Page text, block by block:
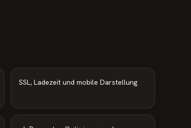
SSL, Ladezeit und mobile Darstellung